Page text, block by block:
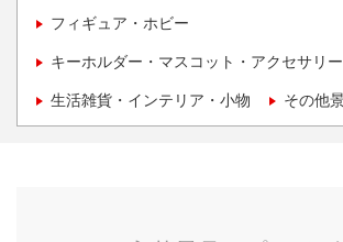
フィギュア・ホビー
キーホルダー・マスコット・アクセサリー
生活雑貨・インテリア・小物 その他